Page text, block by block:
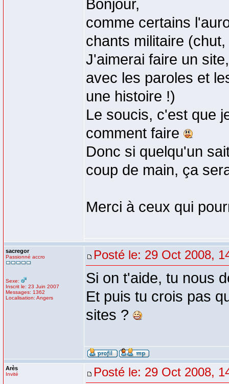
Bonjour,
comme certains
chants militaire
J'aimerai faire un
avec les paroles et
une histoire !)
Le soucis, c'est que
comment faire
Donc si quelqu'un
coup de main, ça
Merci à ceux qui
sacregor
Passionné accro
Sexe:
Inscrit le: 23 Juin 2007
Messages: 1362
Localisation: Angers
Posté le: 29 Oct 2008,
Si on t'aide, tu nous
Et puis tu crois pas
sites ?
Arès
Invité Posté le: 29 Oct 2008,